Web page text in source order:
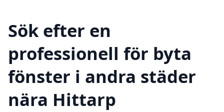
Sök efter en
professionell för byta
fönster i andra städer
nära Hittarp